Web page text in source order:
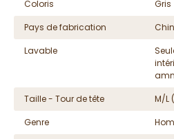
Coloris
Gris
Pays de fabrication
Lavable
Taille - Tour de tête
M/L
Genre